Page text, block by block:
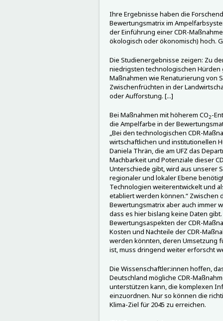
Ihre Ergebnisse haben die
Bewertungsmatrix im
der Einführung einer CDR-
ökologisch oder ökonomisch) hoch.
Die Studienergebnisse zeigen: Zu
niedrigsten technologischen
Maßnahmen wie Renaturierung von
Zwischenfrüchten in der
oder Aufforstung. [...]
Bei Maßnahmen mit höherem CO2-
die Ampelfarbe in der
„Bei den technologischen CDR-
wirtschaftlichen und institutionellen
Daniela Thrän, die am UFZ das
Machbarkeit und Potenziale dieser
Unterschiede gibt, wird aus unserer
regionaler und lokaler Ebene
Technologien weiterentwickelt und
etabliert werden können.“ Zwischen
Bewertungsmatrix aber auch immer
dass es hier bislang keine Daten
Bewertungsaspekten der CDR-
Kosten und Nachteile der CDR-
werden könnten, deren Umsetzung
ist, muss dringend weiter erforscht
Die Wissenschaftler:innen hoffen,
Deutschland mögliche CDR-
unterstützen kann, die komplexen
einzuordnen. Nur so können die
Klima-Ziel für 2045 zu erreichen.